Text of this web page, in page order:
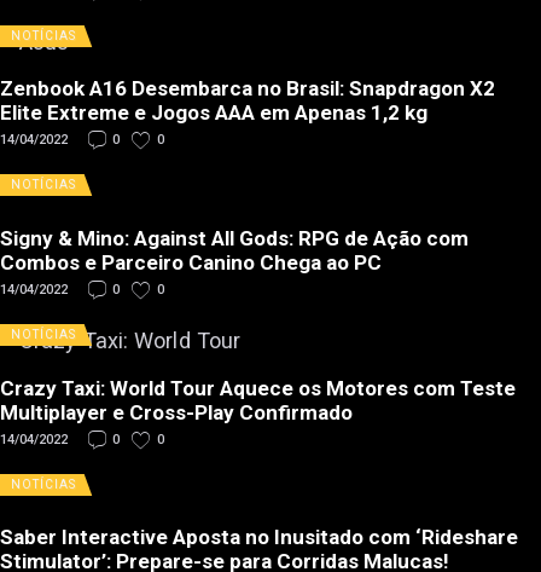
NOTÍCIAS
Zenbook A16 Desembarca no Brasil: Snapdragon X2
Elite Extreme e Jogos AAA em Apenas 1,2 kg
14/04/2022 0 0
NOTÍCIAS
Signy & Mino: Against All Gods: RPG de Ação com
Combos e Parceiro Canino Chega ao PC
14/04/2022 0 0
NOTÍCIAS
Crazy Taxi: World Tour Aquece os Motores com Teste
Multiplayer e Cross-Play Confirmado
14/04/2022 0 0
NOTÍCIAS
Saber Interactive Aposta no Inusitado com ‘Rideshare
Stimulator’: Prepare-se para Corridas Malucas!